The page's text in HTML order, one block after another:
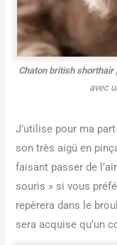
Chaton british shorthair
avec
J’utilise pour ma
son très aigü en
faisant passer de
souris » si vous
repèrera dans le
sera acquise qu’un